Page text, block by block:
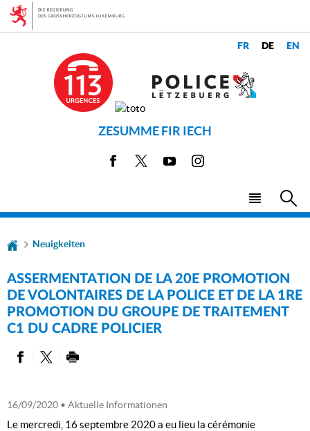
Zur
Navigation
Zum
Inhalt
ZESUMME FIR IECH
Facebook YoutubeInstagram
Haupt-
Neuigkeiten
ASSERMENTATION DE LA 20E PROMOTION
DE VOLONTAIRES DE LA POLICE ET DE LA 1RE
PROMOTION DU GROUPE DE TRAITEMENT
C1 DU CADRE POLICIER
16/09/2020 • Aktuelle Informationen
Le mercredi, 16 septembre 2020 a eu lieu la cérémonie